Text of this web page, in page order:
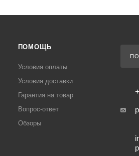
ПОМОЩЬ
Условия оплаты
Условия доставки
Гарантия на товар
Вопрос-ответ
Обзоры